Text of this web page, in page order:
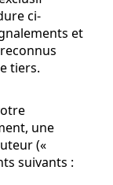
ci-
et
tiers.
une
(«
suivants :